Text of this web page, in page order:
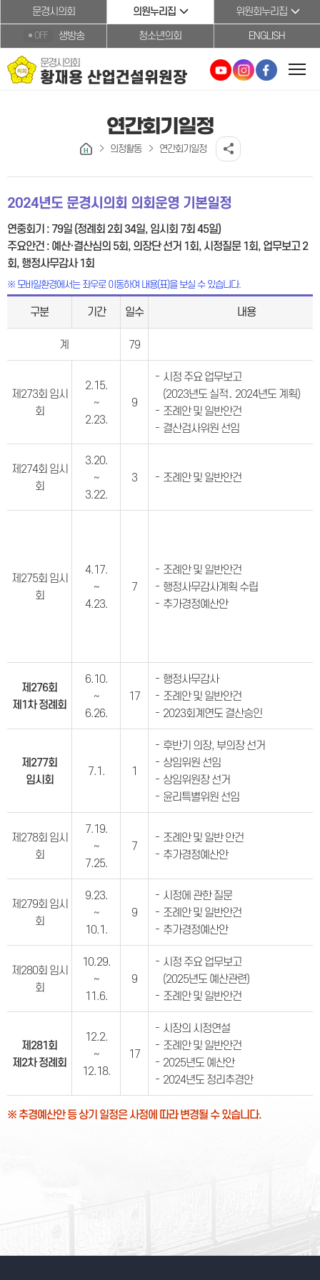
본문바로가기문경시의회 의원누리집 위원회누리집
OFF 생방송 청소년의회 ENGLISH
문경시의회
황재용 산업건설위원장
연간회기일정
의정활동 연간회기일정
2024년도 문경시의회 의회운영 기본일정
연중회기 : 79일 (정례회 2회 34일, 임시회 7회 45일)
주요안건 : 예산·결산심의 5회, 의장단 선거 1회, 시정질문 1회, 업무보고 2
회, 행정사무감사 1회
※ 모바일환경에서는 좌우로 이동하여 내용(표)을 보실 수 있습니다.
구분 기간 일수 내용
계 79
제273회 임시
회
2.15.
~
2.23.
9
시정 주요 업무보고
(2023년도 실적․ 2024년도 계획)
조례안 및 일반안건
결산검사위원 선임
제274회 임시
회
3.20.
~
3.22.
3 조례안 및 일반안건
제275회 임시
회
4.17.
~
4.23.
7
조례안 및 일반안건
행정사무감사계획 수립
추가경정예산안
제276회
제1차 정례회
6.10.
~
6.26.
17
행정사무감사
조례안 및 일반안건
2023회계연도 결산승인
제277회
임시회
7.1. 1
후반기 의장, 부의장 선거
상임위원 선임
상임위원장 선거
윤리특별위원 선임
제278회 임시
회
7.19.
~
7.25.
7
조례안 및 일반 안건
추가경정예산안
제279회 임시
회
9.23.
~
10.1.
9
시정에 관한 질문
조례안 및 일반안건
추가경정예산안
제280회 임시
회
10.29.
~
11.6.
9
시정 주요 업무보고
(2025년도 예산관련)
조례안 및 일반안건
제281회
제2차 정례회
12.2.
~
12.18.
17
시장의 시정연설
조례안 및 일반안건
2025년도 예산안
2024년도 정리추경안
※ 추경예산안 등 상기 일정은 사정에 따라 변경될 수 있습니다.